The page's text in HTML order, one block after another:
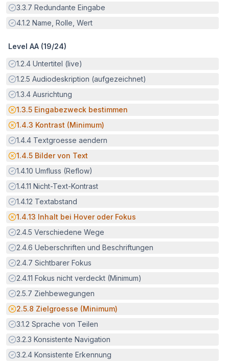
Erfüllt:
3.3.7 Redundante Eingabe
Erfüllt:
4.1.2 Name, Rolle, Wert
Level AA (19/24)
Erfüllt:
1.2.4 Untertitel (live)
Erfüllt:
1.2.5 Audiodeskription (aufgezeichnet)
Erfüllt:
1.3.4 Ausrichtung
Potenzielle Barriere:
1.3.5 Eingabezweck bestimmen
Potenzielle Barriere:
1.4.3 Kontrast (Minimum)
Erfüllt:
1.4.4 Textgroesse aendern
Potenzielle Barriere:
1.4.5 Bilder von Text
Erfüllt:
1.4.10 Umfluss (Reflow)
Erfüllt:
1.4.11 Nicht-Text-Kontrast
Erfüllt:
1.4.12 Textabstand
Potenzielle Barriere:
1.4.13 Inhalt bei Hover oder Fokus
Erfüllt:
2.4.5 Verschiedene Wege
Erfüllt:
2.4.6 Ueberschriften und Beschriftungen
Erfüllt:
2.4.7 Sichtbarer Fokus
Erfüllt:
2.4.11 Fokus nicht verdeckt (Minimum)
Erfüllt:
2.5.7 Ziehbewegungen
Potenzielle Barriere:
2.5.8 Zielgroesse (Minimum)
Erfüllt:
3.1.2 Sprache von Teilen
Erfüllt:
3.2.3 Konsistente Navigation
Erfüllt:
3.2.4 Konsistente Erkennung